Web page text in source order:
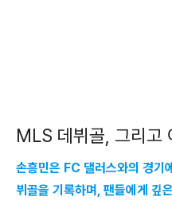
MLS 데뷔골, 그리고
손흥민은 FC 댈러스와의 경기
뷔골을 기록하며, 팬들에게 깊